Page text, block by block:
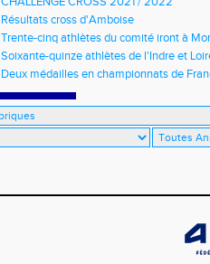
Résultats cross d'Amboise
Trente-cinq athlètes du comité iront à
Soixante-quinze athlètes de l'Indre et
régionaux de cross-country 2021
Deux médailles en championnats de